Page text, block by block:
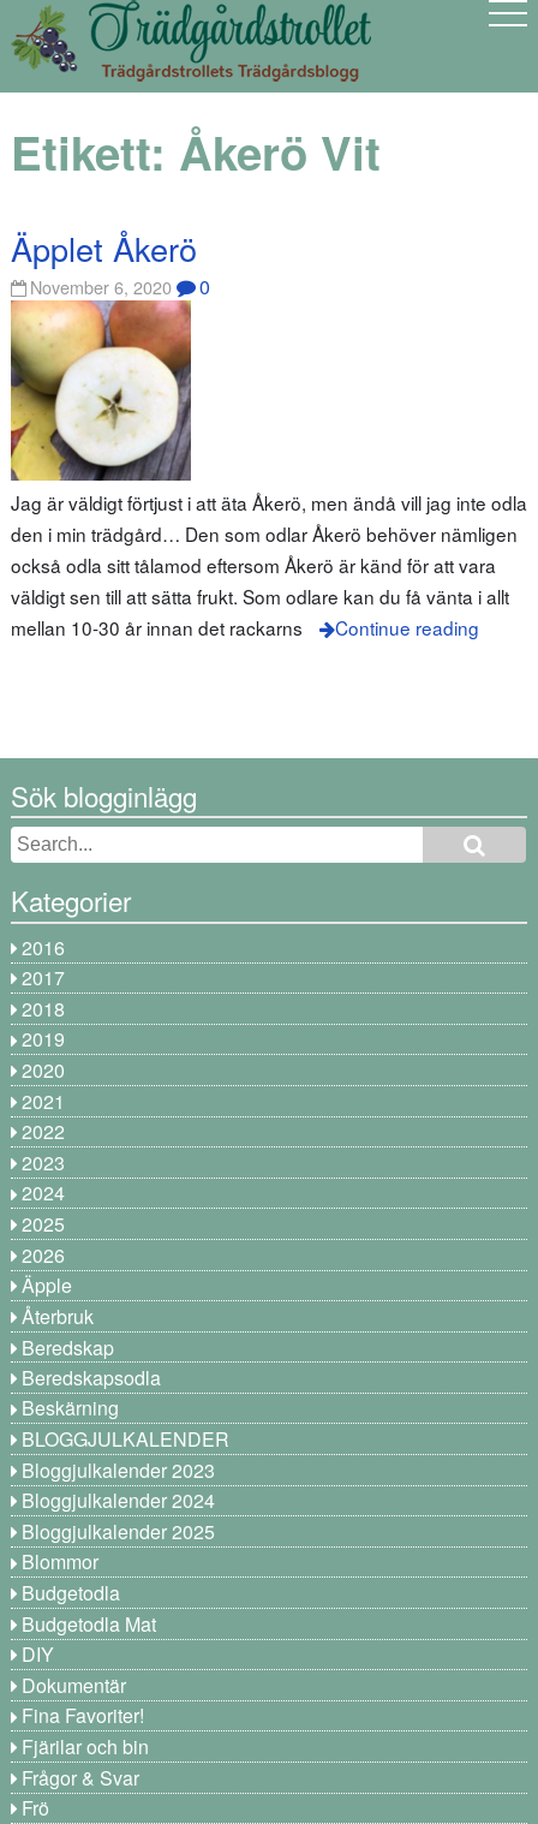
Etikett: Åkerö Vit
Äpplet Åkerö
November 6, 2020 0
Jag är väldigt förtjust i att äta Åkerö, men ändå vill jag inte odla
den i min trädgård… Den som odlar Åkerö behöver nämligen
också odla sitt tålamod eftersom Åkerö är känd för att vara
väldigt sen till att sätta frukt. Som odlare kan du få vänta i allt
mellan 10-30 år innan det rackarns
Continue reading
Sök blogginlägg
Kategorier
2016
2017
2018
2019
2020
2021
2022
2023
2024
2025
2026
Äpple
Återbruk
Beredskap
Beredskapsodla
Beskärning
BLOGGJULKALENDER
Bloggjulkalender 2023
Bloggjulkalender 2024
Bloggjulkalender 2025
Blommor
Budgetodla
Budgetodla Mat
DIY
Dokumentär
Fina Favoriter!
Fjärilar och bin
Frågor & Svar
Frö